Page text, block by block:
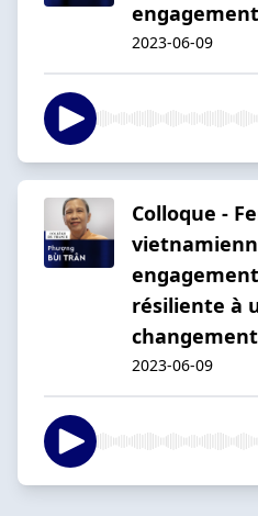
2023-06-09
Colloque -
résiliente à
2023-06-09